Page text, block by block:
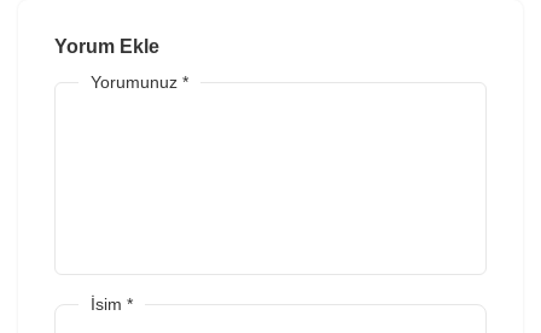
Yorum Ekle
Yorumunuz *
İsim *